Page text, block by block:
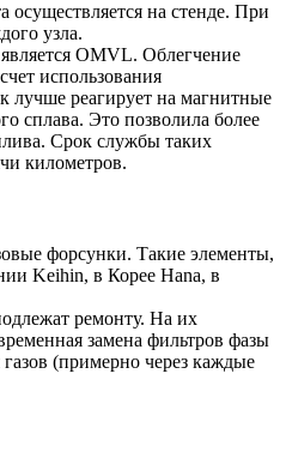
осуществляется на стенде. При
узла.
OMVL. Облегчение
использования
лучше реагирует на магнитные
сплава. Это позволила более
Срок службы таких
километров.
форсунки. Такие элементы,
Keihin, в Корее Hana, в
ремонту. На их
замена фильтров фазы
газов (примерно через каждые